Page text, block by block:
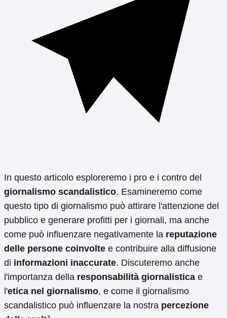
In questo articolo esploreremo i pro e i contro del
giornalismo scandalistico. Esamineremo come
questo tipo di giornalismo può attirare l'attenzione del
pubblico e generare profitti per i giornali, ma anche
come può influenzare negativamente la reputazione
delle persone coinvolte e contribuire alla diffusione
di informazioni inaccurate. Discuteremo anche
l'importanza della responsabilità giornalistica e
l'etica nel giornalismo, e come il giornalismo
scandalistico può influenzare la nostra percezione